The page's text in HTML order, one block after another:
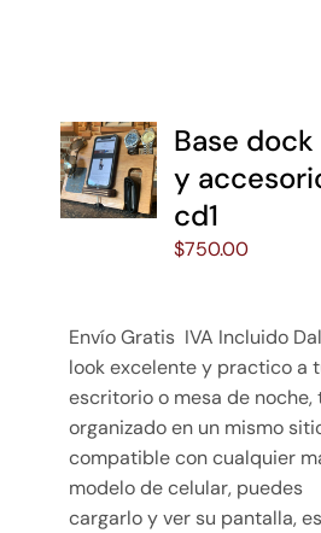
Base
y
cd1
$750.00
Envío Gratis IVA Incluido
look excelente y practico a
escritorio o mesa de noche,
organizado en un mismo
compatible con cualquier
modelo de celular, puedes
cargarlo y ver su pantalla,